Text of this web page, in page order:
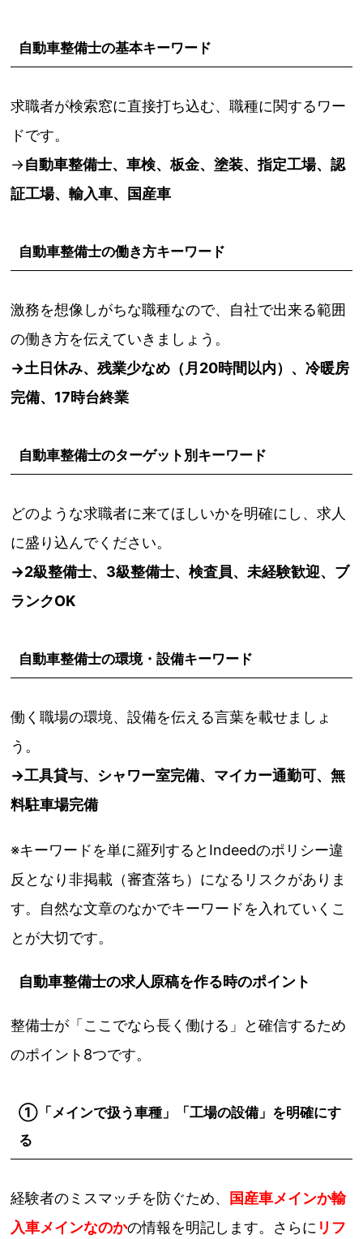
自動車整備士の基本キーワード
求職者が検索窓に直接打ち込む、職種に関するワー
ドです。
→自動車整備士、車検、板金、塗装、指定工場、認
証工場、輸入車、国産車
自動車整備士の働き方キーワード
激務を想像しがちな職種なので、自社で出来る範囲
の働き方を伝えていきましょう。
→土日休み、残業少なめ（月20時間以内）、冷暖房
完備、17時台終業
自動車整備士のターゲット別キーワード
どのような求職者に来てほしいかを明確にし、求人
に盛り込んでください。
→2級整備士、3級整備士、検査員、未経験歓迎、ブ
ランクOK
自動車整備士の環境・設備キーワード
働く職場の環境、設備を伝える言葉を載せましょ
う。
→工具貸与、シャワー室完備、マイカー通勤可、無
料駐車場完備
※キーワードを単に羅列するとIndeedのポリシー違
反となり非掲載（審査落ち）になるリスクがありま
す。自然な文章のなかでキーワードを入れていくこ
とが大切です。
自動車整備士の求人原稿を作る時のポイント
整備士が「ここでなら長く働ける」と確信するため
のポイント8つです。
①「メインで扱う車種」「工場の設備」を明確にす
る
経験者のミスマッチを防ぐため、
国産車メインか輸
入車メインなのかの情報を明記します。さらに リフ